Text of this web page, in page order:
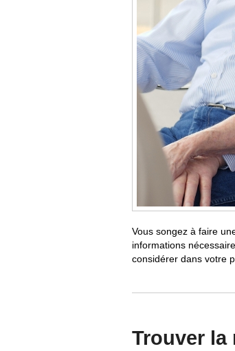
Vous songez à faire
informations
considérer dans votre
Trouver la